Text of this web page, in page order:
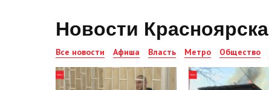
Новости Красноярска
Все новости Афиша Власть Метро Общество